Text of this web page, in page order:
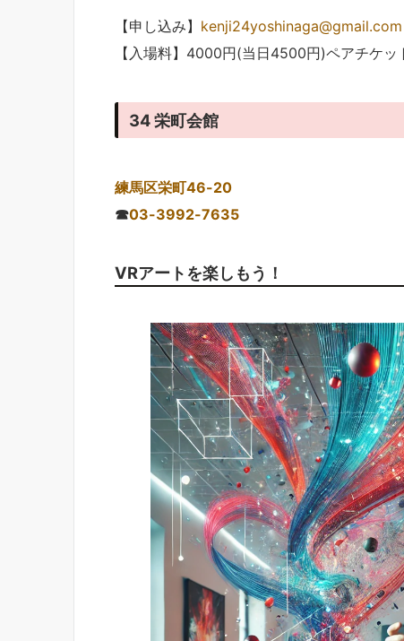
【申し込み】 kenji24yoshinaga@gmail.com
【入場料】4000円(当日4500円)ペアチケ
34 栄町会館
練馬区栄町46-20
☎03-3992-7635
VRアートを楽しもう！